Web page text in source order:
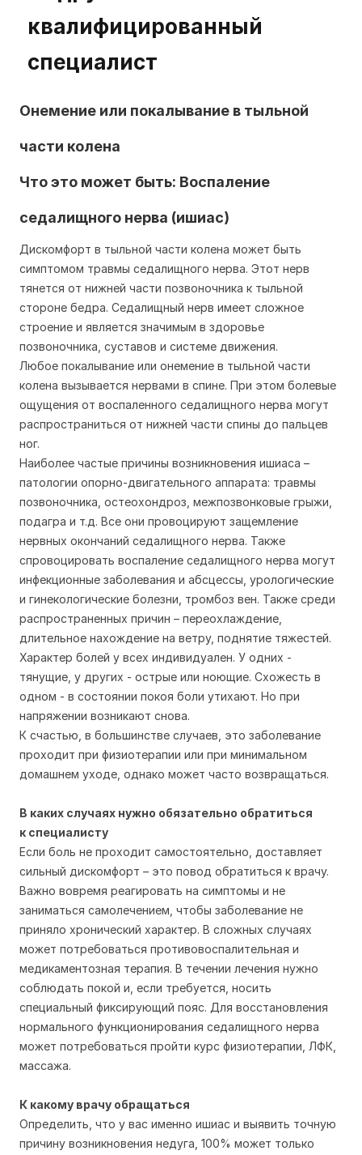
Онемение или покалывание в тыльной
части колена
Что это может быть: Воспаление
седалищного нерва (ишиас)
Дискомфорт в тыльной части колена может быть
симптомом травмы седалищного нерва. Этот нерв
тянется от нижней части позвоночника к тыльной
стороне бедра. Седалищный нерв имеет сложное
строение и является значимым в здоровье
позвоночника, суставов и системе движения.
Любое покалывание или онемение в тыльной части
колена вызывается нервами в спине. При этом болевые
ощущения от воспаленного седалищного нерва могут
распространиться от нижней части спины до пальцев
ног.
Наиболее частые причины возникновения ишиаса –
патологии опорно-двигательного аппарата: травмы
позвоночника, остеохондроз, межпозвонковые грыжи,
подагра и т.д. Все они провоцируют защемление
нервных окончаний седалищного нерва. Также
спровоцировать воспаление седалищного нерва могут
инфекционные заболевания и абсцессы, урологические
и гинекологические болезни, тромбоз вен. Также среди
распространенных причин – переохлаждение,
длительное нахождение на ветру, поднятие тяжестей.
Характер болей у всех индивидуален. У одних -
тянущие, у других - острые или ноющие. Схожесть в
одном - в состоянии покоя боли утихают. Но при
напряжении возникают снова.
К счастью, в большинстве случаев, это заболевание
проходит при физиотерапии или при минимальном
домашнем уходе, однако может часто возвращаться.
В каких случаях нужно обязательно обратиться
к специалисту
Если боль не проходит самостоятельно, доставляет
сильный дискомфорт – это повод обратиться к врачу.
Важно вовремя реагировать на симптомы и не
заниматься самолечением, чтобы заболевание не
приняло хронический характер. В сложных случаях
может потребоваться противовоспалительная и
медикаментозная терапия. В течении лечения нужно
соблюдать покой и, если требуется, носить
специальный фиксирующий пояс. Для восстановления
нормального функционирования седалищного нерва
может потребоваться пройти курс физиотерапии, ЛФК,
массажа.
К какому врачу обращаться
Определить, что у вас именно ишиас и выявить точную
причину возникновения недуга, 100% может только